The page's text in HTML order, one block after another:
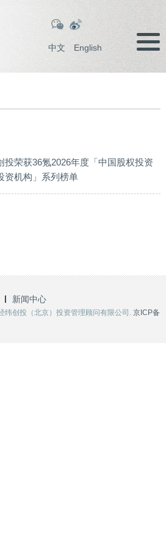
中文 English
投荣获36氪2026年度「中国股权投资
资机构」系列榜单
新闻中心
创投（北京）投资管理顾问有限公司. 京ICP备